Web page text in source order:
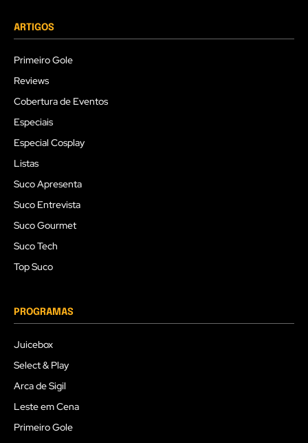
ARTIGOS
Primeiro Gole
Reviews
Cobertura de Eventos
Especiais
Especial Cosplay
Listas
Suco Apresenta
Suco Entrevista
Suco Gourmet
Suco Tech
Top Suco
PROGRAMAS
Juicebox
Select & Play
Arca de Sigil
Leste em Cena
Primeiro Gole